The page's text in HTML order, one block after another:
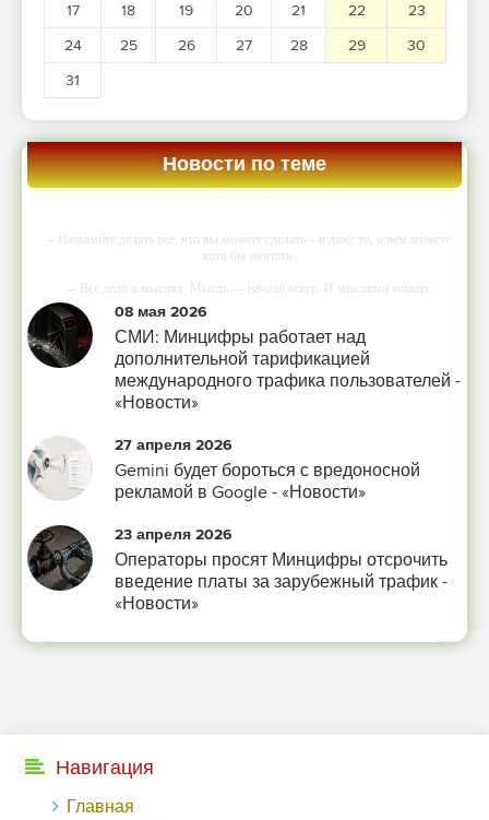
17
18 19 20 21 22
23
24
25 26 27 28 29
30
31
Новости по теме
-- Начинайте делать все, что вы можете сделать – и даже то, о чем можете
хотя бы мечтать.
-- Все дело в мыслях. Мысль — начало всего. И мыслями можно
управлять. И поэтому главное дело совершенствования: работать над
-- Идите уверенно по направлению к мечте. Живите той жизнью, которую
вы сами себе придумали.
-- Самое большое богатство — это ум. Самая большая нищета — глупость.
-- Лучшее, что можно сделать с хорошим советом, это пропустить его мимо
ушей. Он никогда не бывает полезен никому, кроме того, кто его дал.
-- Люблю давать советы и очень не люблю, когда их дают мне.
08 мая 2026
СМИ: Минцифры работает над
дополнительной тарификацией
международного трафика пользователей -
«Новости»
27 апреля 2026
Gemini будет бороться с вредоносной
рекламой в Google - «Новости»
23 апреля 2026
Операторы просят Минцифры отсрочить
введение платы за зарубежный трафик -
«Новости»
Навигация
Главная